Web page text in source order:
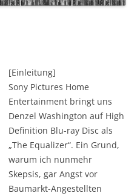
[Einleitung]
Sony Pictures Home
Entertainment bringt uns
Denzel Washington auf High
Definition Blu-ray Disc als
„The Equalizer“. Ein Grund,
warum ich nunmehr
Skepsis, gar Angst vor
Baumarkt-Angestellten